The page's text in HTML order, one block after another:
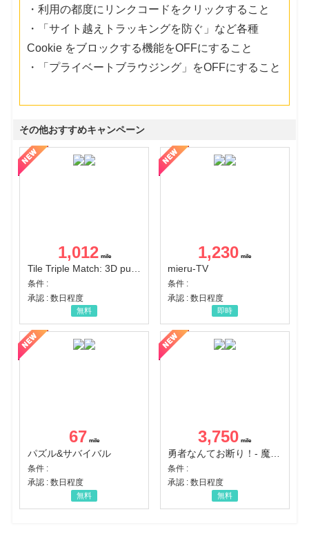
・利用の都度にリンクコードをクリックすること
・「サイト越えトラッキングを防ぐ」など各種
Cookie をブロックする機能をOFFにすること
・「プライベートブラウジング」をOFFにすること
その他おすすめキャンペーン
1,012
Tile Triple Match: 3D puzzle
条件 :
承認 : 数日程度
無料
1,230
mieru-TV
条件 :
承認 : 数日程度
即時
67
パズル&サバイバル
条件 :
承認 : 数日程度
無料
3,750
条件 :
承認 : 数日程度
無料